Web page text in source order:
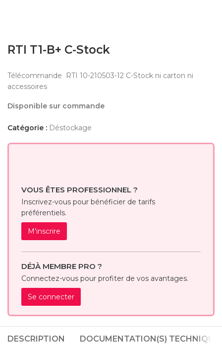
RTI T1-B+ C-Stock
Télécommande RTI 10-210503-12 C-Stock ni carton ni
accessoires
Disponible sur commande
Catégorie : Déstockage
VOUS ÊTES PROFESSIONNEL ?
Inscrivez-vous pour bénéficier de tarifs
préférentiels.
M'inscrire
DÉJÀ MEMBRE PRO ?
Connectez-vous pour profiter de vos avantages.
Se connecter
DESCRIPTION DOCUMENTATION(S)